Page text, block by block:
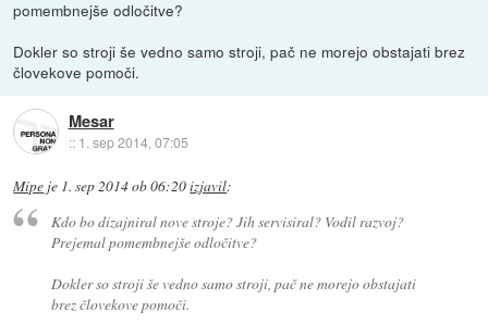
pomembnejše odločitve?
Dokler so stroji še vedno samo stroji, pač ne morejo obstajati brez
človekove pomoči.
Mesar
:: 1. sep 2014, 07:05
Mipe je 1. sep 2014 ob 06:20izjavil:
Kdo bo dizajniral nove stroje? Jih servisiral? Vodil razvoj?
Prejemal pomembnejše odločitve?
Dokler so stroji še vedno samo stroji, pač ne morejo obstajati
brez človekove pomoči.